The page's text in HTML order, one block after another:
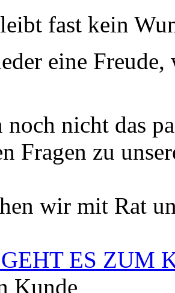
fast kein
eine
noch nicht das
Fragen zu
wir mit Rat
ES ZUM
Kunde